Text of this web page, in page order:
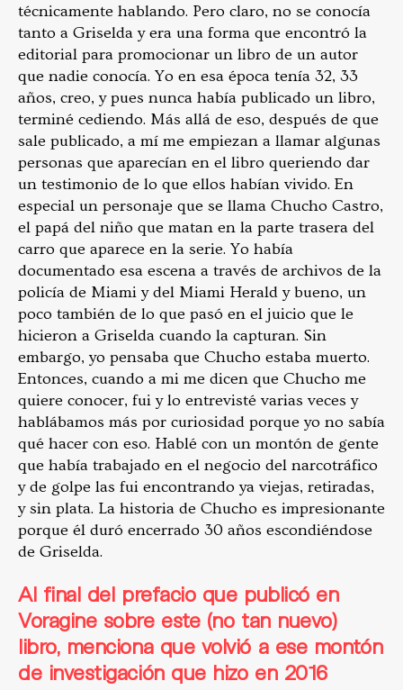
técnicamente hablando. Pero claro, no se conocía
tanto a Griselda y era una forma que encontró la
editorial para promocionar un libro de un autor
que nadie conocía. Yo en esa época tenía 32, 33
años, creo, y pues nunca había publicado un libro,
terminé cediendo. Más allá de eso, después de que
sale publicado, a mí me empiezan a llamar algunas
personas que aparecían en el libro queriendo dar
un testimonio de lo que ellos habían vivido. En
especial un personaje que se llama Chucho Castro,
el papá del niño que matan en la parte trasera del
carro que aparece en la serie. Yo había
documentado esa escena a través de archivos de la
policía de Miami y del Miami Herald y bueno, un
poco también de lo que pasó en el juicio que le
hicieron a Griselda cuando la capturan. Sin
embargo, yo pensaba que Chucho estaba muerto.
Entonces, cuando a mi me dicen que Chucho me
quiere conocer, fui y lo entrevisté varias veces y
hablábamos más por curiosidad porque yo no sabía
qué hacer con eso. Hablé con un montón de gente
que había trabajado en el negocio del narcotráfico
y de golpe las fui encontrando ya viejas, retiradas,
y sin plata. La historia de Chucho es impresionante
porque él duró encerrado 30 años escondiéndose
de Griselda.
Al final del prefacio que publicó en
Voraginesobre este (no tan nuevo)
libro, menciona que volvió a ese montón
de investigación que hizo en 2016